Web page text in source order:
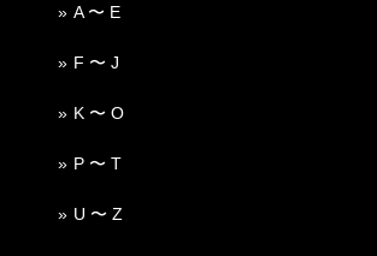
A 〜 E
F 〜 J
K 〜 O
P 〜 T
U 〜 Z